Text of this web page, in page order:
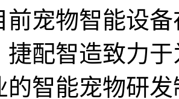
前宠物智能设
捷配智造致力
的智能宠物研